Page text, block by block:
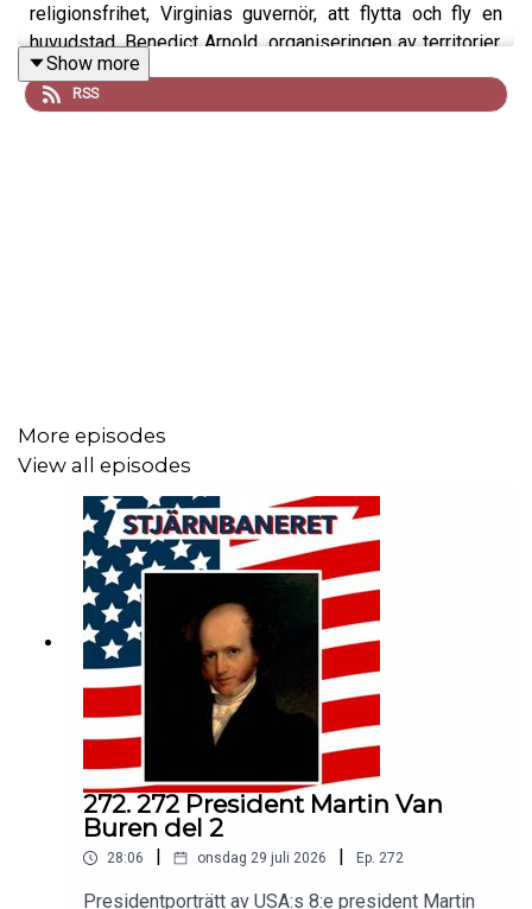
religionsfrihet, Virginias guvernör, att flytta och fly en
huvudstad, Benedict Arnold, organiseringen av territorier,
Notes on the state of Virginia och diplomat i Paris.
Följ podden: Facebook (facebook.com/stjarnbaneret),
twitter (@stjarnbaneret), Instagram (@stjarnbaneret)
Kontakt: stjarnbaneret@gmail.com
Litteratur:
- The Glorious Cause, Robert Middlekauf
- Empire of Liberty, Gordon Wood
- The Creation of the American Repbulic, 1776-1787,
Gordon Wood
Show more
RSS
More episodes
View all episodes
272. 272 President Martin Van
Buren del 2
28:06 | onsdag 29 juli 2026 | Ep. 272
Presidentporträtt av USA:s 8:e president Martin